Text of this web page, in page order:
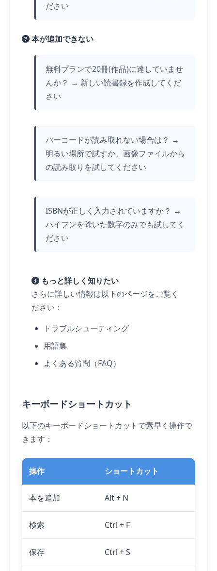
ださい
本が追加できない
無料プランで20冊(作品)に達していませ
んか？ → 新しい読書録を作成してくだ
さい
バーコードが読み取れない場合は？ →
明るい場所で試すか、画像ファイルから
の読み取りを試してください
ISBNが正しく入力されていますか？ →
ハイフンを除いた数字のみでも試してく
ださい
もっと詳しく知りたい
さらに詳しい情報は以下のページをご覧く
ださい：
トラブルシューティング
用語集
よくある質問（FAQ）
キーボードショートカット
以下のキーボードショートカットで素早く操作で
きます：
操作 ショートカット
本を追加 Alt+ N
検索 Ctrl + F
保存 Ctrl +S